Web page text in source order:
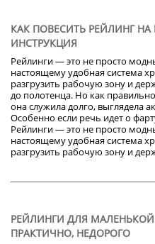
КАК ПОВЕСИТЬ РЕЙЛИНГ
ИНСТРУКЦИЯ
Рейлинги — это не просто
настоящему удобная система
разгрузить рабочую зону и
до полотенца. Но как
она служила долго, выглядела
Особенно если речь идет о
Рейлинги — это не просто
настоящему удобная система
разгрузить рабочую зону и
РЕЙЛИНГИ ДЛЯ
ПРАКТИЧНО, НЕДОРОГО